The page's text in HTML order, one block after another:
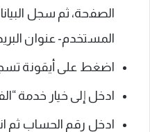
الصفحة، ثم سجل
المستخدم- عنوان
اضغط على أيقونة
ادخل إلى خيار خدمة
ادخل رقم الحساب ثم